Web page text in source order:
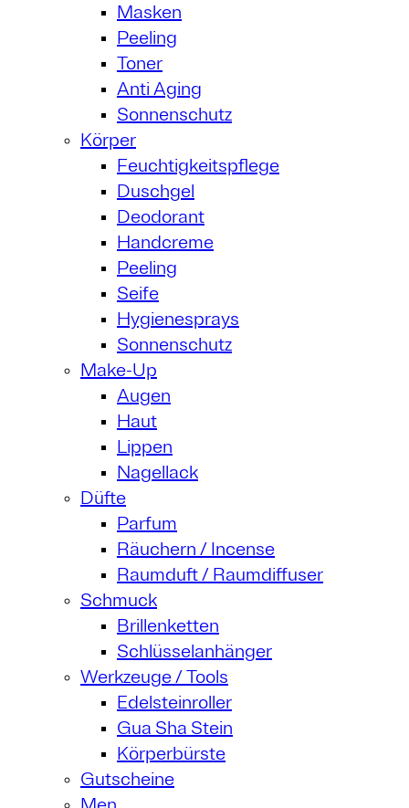
Masken
Peeling
Toner
Anti Aging
Sonnenschutz
Körper
Feuchtigkeitspflege
Duschgel
Deodorant
Handcreme
Peeling
Seife
Hygienesprays
Sonnenschutz
Make-Up
Augen
Haut
Lippen
Nagellack
Düfte
Parfum
Räuchern / Incense
Raumduft / Raumdiffuser
Schmuck
Brillenketten
Schlüsselanhänger
Werkzeuge / Tools
Edelsteinroller
Gua Sha Stein
Körperbürste
Gutscheine